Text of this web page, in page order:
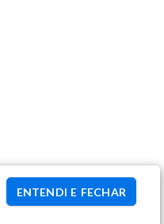
ENTENDI E FECHAR